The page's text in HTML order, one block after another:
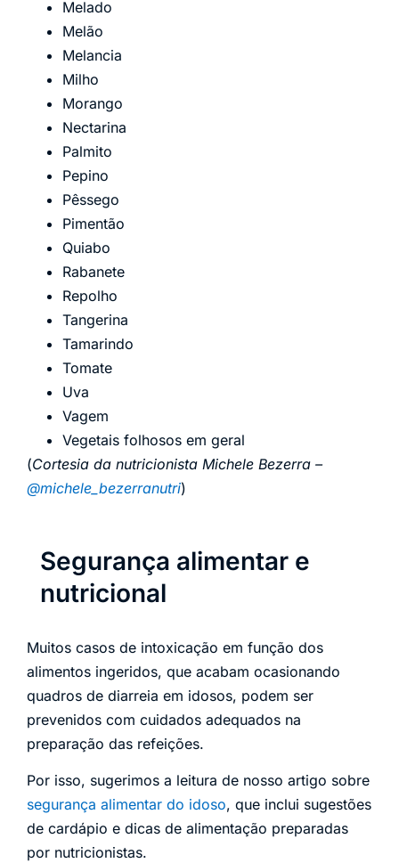
Melado
Melão
Melancia
Milho
Morango
Nectarina
Palmito
Pepino
Pêssego
Pimentão
Quiabo
Rabanete
Repolho
Tangerina
Tamarindo
Tomate
Uva
Vagem
Vegetais folhosos em geral
(Cortesia da nutricionista Michele Bezerra –
@michele_bezerranutri)
Segurança alimentar e
nutricional
Muitos casos de intoxicação em função dos
alimentos ingeridos, que acabam ocasionando
quadros de diarreia em idosos, podem ser
prevenidos com cuidados adequados na
preparação das refeições.
Por isso, sugerimos a leitura de nosso artigo sobre
segurança alimentar do idoso, que inclui sugestões
de cardápio e dicas de alimentação preparadas
por nutricionistas.